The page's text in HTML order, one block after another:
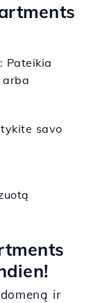
: Pateikia
arba
savo
ir